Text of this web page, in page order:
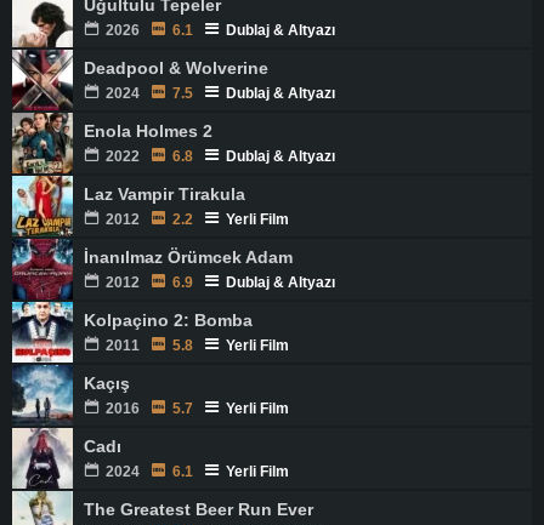
Uğultulu Tepeler
2026 6.1 Dublaj & Altyazı
Deadpool & Wolverine
2024 7.5 Dublaj & Altyazı
Enola Holmes 2
2022 6.8 Dublaj & Altyazı
Laz Vampir Tirakula
2012 2.2 Yerli Film
İnanılmaz Örümcek Adam
2012 6.9 Dublaj & Altyazı
Kolpaçino 2: Bomba
2011 5.8 Yerli Film
Kaçış
2016 5.7 Yerli Film
Cadı
2024 6.1 Yerli Film
The Greatest Beer Run Ever